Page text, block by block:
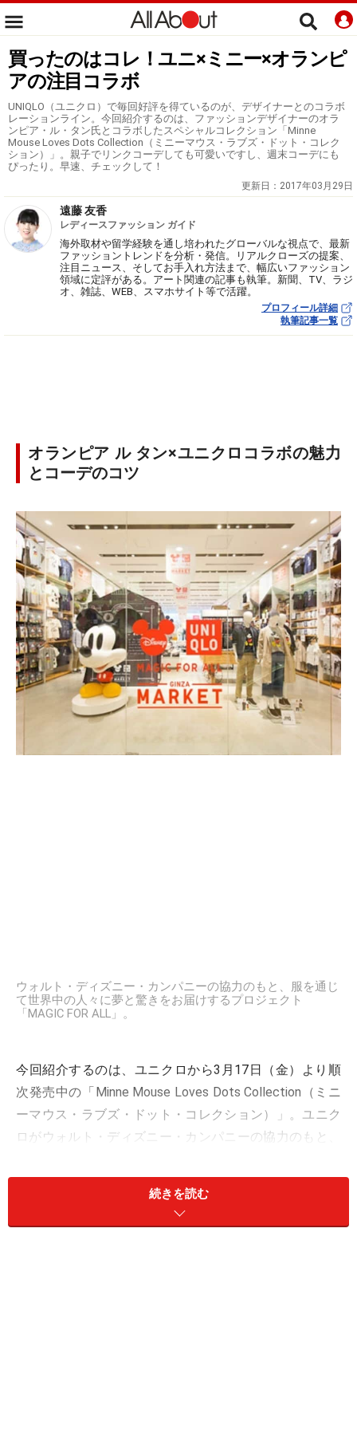
買ったのはコレ！ユニ×ミニー×オランピ
アの注目コラボ
UNIQLO（ユニクロ）で毎回好評を得ているのが、デザイナーとのコラボ
レーションライン。今回紹介するのは、ファッションデザイナーのオラ
ンピア・ル・タン氏とコラボしたスペシャルコレクション「Minne
Mouse Loves Dots Collection（ミニーマウス・ラブズ・ドット・コレク
ション）」。親子でリンクコーデしても可愛いですし、週末コーデにも
ぴったり。早速、チェックして！
更新日： 2017年03月29日
遠藤 友香
レディースファッション ガイド
海外取材や留学経験を通し培われたグローバルな視点で、最新
ファッショントレンドを分析・発信。リアルクローズの提案、
注目ニュース、そしてお手入れ方法まで、幅広いファッション
領域に定評がある。アート関連の記事も執筆。新聞、TV、ラジ
オ、雑誌、WEB、スマホサイト等で活躍。
プロフィール詳細
執筆記事一覧
オランピア ル タン×ユニクロコラボの魅力
とコーデのコツ
ウォルト・ディズニー・カンパニーの協力のもと、服を通じ
て世界中の人々に夢と驚きをお届けするプロジェクト
「MAGIC FOR ALL」。
今回紹介するのは、ユニクロから3月17日（金）より順
次発売中の「Minne Mouse Loves Dots Collection（ミニ
ーマウス・ラブズ・ドット・コレクション）」。ユニク
ロがウォルト・ディズニー・カンパニーの協力のもと、
最新作として発表されたのが、デザイナーのオランピ
氏とのコラボです。
続きを読む